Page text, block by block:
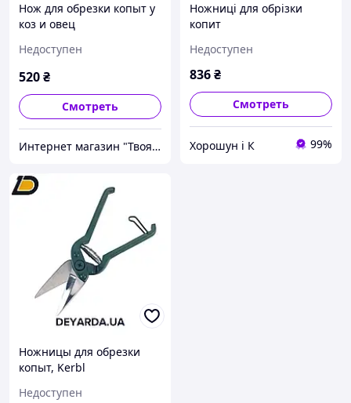
Нож для обрезки копыт у
коз и овец
Недоступен
520₴
Смотреть
Интернет магазин "Твоя Фазенда"
Ножниці для обрізки
копит
Недоступен
836₴
Смотреть
Хорошун і К 99%
Ножницы для обрезки
копыт, Kerbl
Недоступен